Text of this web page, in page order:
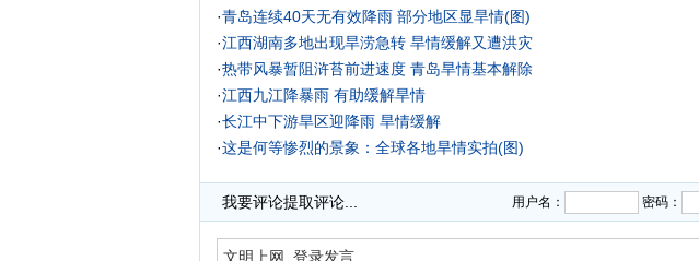
·青岛连续40天无有效降雨 部分地区显旱情(图)
·江西湖南多地出现旱涝急转 旱情缓解又遭洪灾
·热带风暴暂阻浒苔前进速度 青岛旱情基本解除
·江西九江降暴雨 有助缓解旱情
·长江中下游旱区迎降雨 旱情缓解
·这是何等惨烈的景象：全球各地旱情实拍(图)
我要评论提取评论... 用户名： 密码：